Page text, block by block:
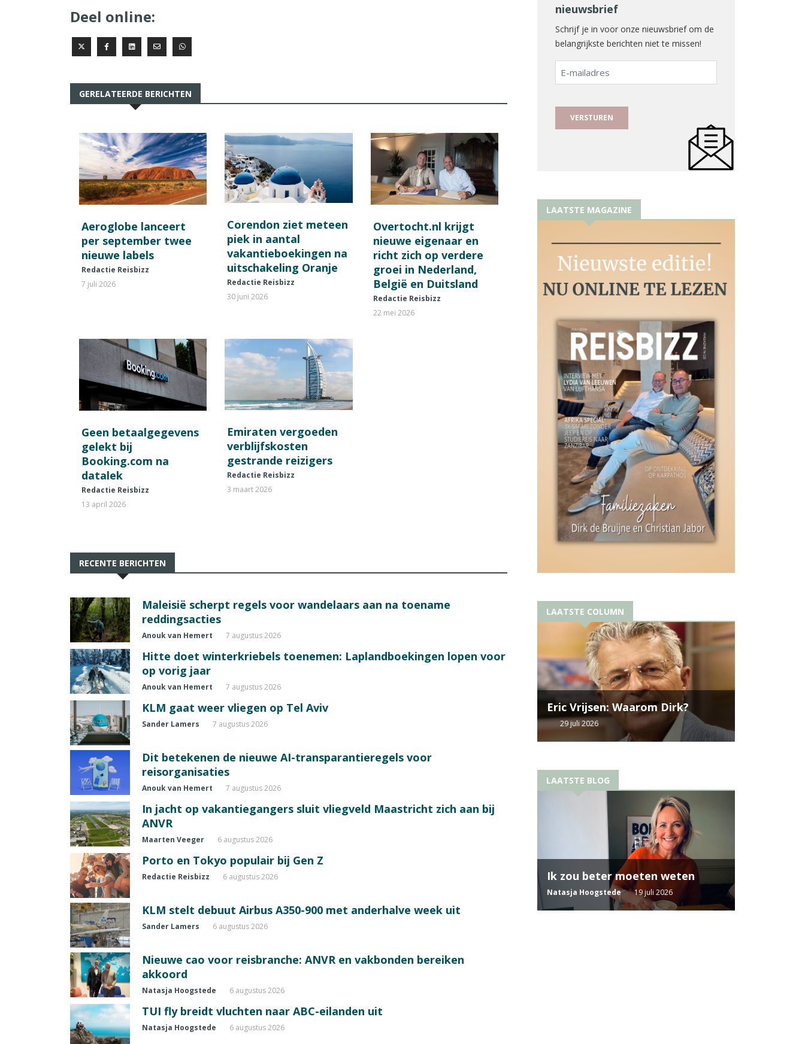
Deel online:
GERELATEERDE BERICHTEN
Aeroglobe lanceert
per september twee
nieuwe labels
Redactie Reisbizz
7 juli 2026
Corendon ziet meteen
piek in aantal
vakantieboekingen na
uitschakeling Oranje
Redactie Reisbizz
30 juni 2026
Overtocht.nl krijgt
nieuwe eigenaar en
richt zich op verdere
groei in Nederland,
België en Duitsland
Redactie Reisbizz
22 mei 2026
Geen betaalgegevens
gelekt bij
Booking.com na
datalek
Redactie Reisbizz
13 april 2026
Emiraten vergoeden
verblijfskosten
gestrande reizigers
Redactie Reisbizz
3 maart 2026
RECENTE BERICHTEN
Maleisië scherpt regels voor wandelaars aan na toename
reddingsacties
Anouk van Hemert 7 augustus 2026
Hitte doet winterkriebels toenemen: Laplandboekingen lopen voor
op vorig jaar
Anouk van Hemert 7 augustus 2026
KLM gaat weer vliegen op Tel Aviv
Sander Lamers 7 augustus 2026
Dit betekenen de nieuwe AI-transparantieregels voor
reisorganisaties
Anouk van Hemert 7 augustus 2026
In jacht op vakantiegangers sluit vliegveld Maastricht zich aan bij
ANVR
Maarten Veeger 6 augustus 2026
Porto en Tokyo populair bij Gen Z
Redactie Reisbizz 6 augustus 2026
KLM stelt debuut Airbus A350-900 met anderhalve week uit
Sander Lamers 6 augustus 2026
Nieuwe cao voor reisbranche: ANVR en vakbonden bereiken
akkoord
Natasja Hoogstede 6 augustus 2026
TUI fly breidt vluchten naar ABC-eilanden uit
Natasja Hoogstede 6 augustus 2026
nieuwsbrief
Schrijf je in voor onze nieuwsbrief om de
belangrijkste berichten niet te missen!
E-
mailadres
LAATSTE MAGAZINE
LAATSTE COLUMN
Eric Vrijsen: Waarom Dirk?
29 juli 2026
LAATSTE BLOG
Ik zou beter moeten weten
Natasja Hoogstede 19 juli 2026